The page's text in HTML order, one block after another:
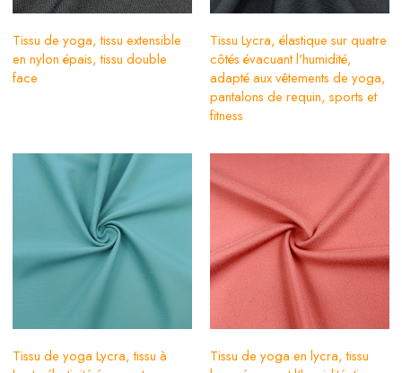
Tissu de yoga, tissu extensible
en nylon épais, tissu double
face
Tissu Lycra, élastique sur quatre
côtés évacuant l'humidité,
adapté aux vêtements de yoga,
pantalons de requin, sports et
fitness
Tissu de yoga Lycra, tissu à
Tissu de yoga en lycra, tissu